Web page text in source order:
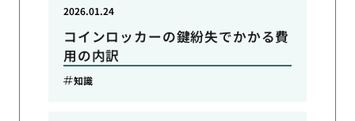
コインロッカーの鍵紛失でかかる費
用の内訳
2026.01.24
知識